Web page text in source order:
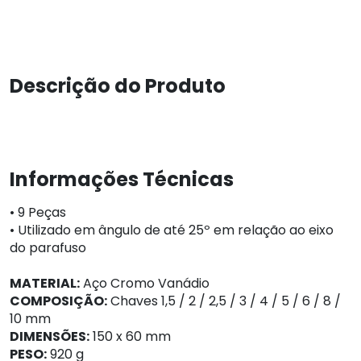
Descrição do Produto
Informações Técnicas
• 9 Peças
• Utilizado em ângulo de até 25º em relação ao eixo
do parafuso
MATERIAL:Aço Cromo Vanádio
COMPOSIÇÃO:Chaves 1,5 / 2 / 2,5 / 3 / 4 / 5 / 6 / 8 /
10 mm
DIMENSÕES:150 x 60 mm
PESO:920 g